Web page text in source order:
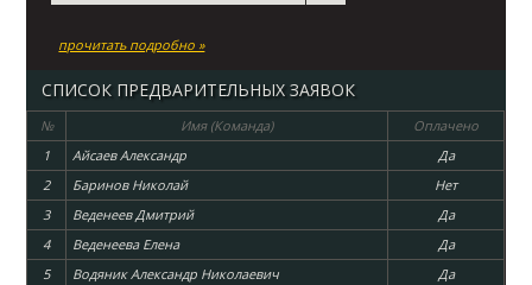
прочитать подробно »
СПИСОК ПРЕДВАРИТЕЛЬНЫХ ЗАЯВОК
№ Имя (Команда)
Оплачено
1
Айсаев Александр
Да
2
Баринов Николай
Нет
3
Веденеев Дмитрий
Да
4
Веденеева Елена
Да
5
Водяник Александр Николаевич
Да